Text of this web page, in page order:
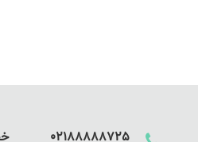
02188888725 خط ویـــــــــــــژه